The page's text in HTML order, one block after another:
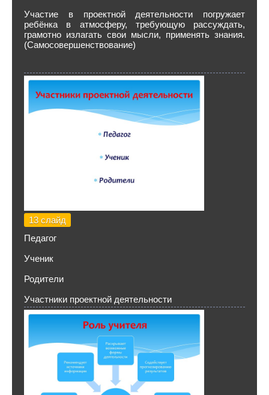
Участие в проектной деятельности погружает
ребёнка в атмосферу, требующую рассуждать,
грамотно излагать свои мысли, применять знания.
(Самосовершенствование)
13 слайд
Педагог
Ученик
Родители
Участники проектной деятельности